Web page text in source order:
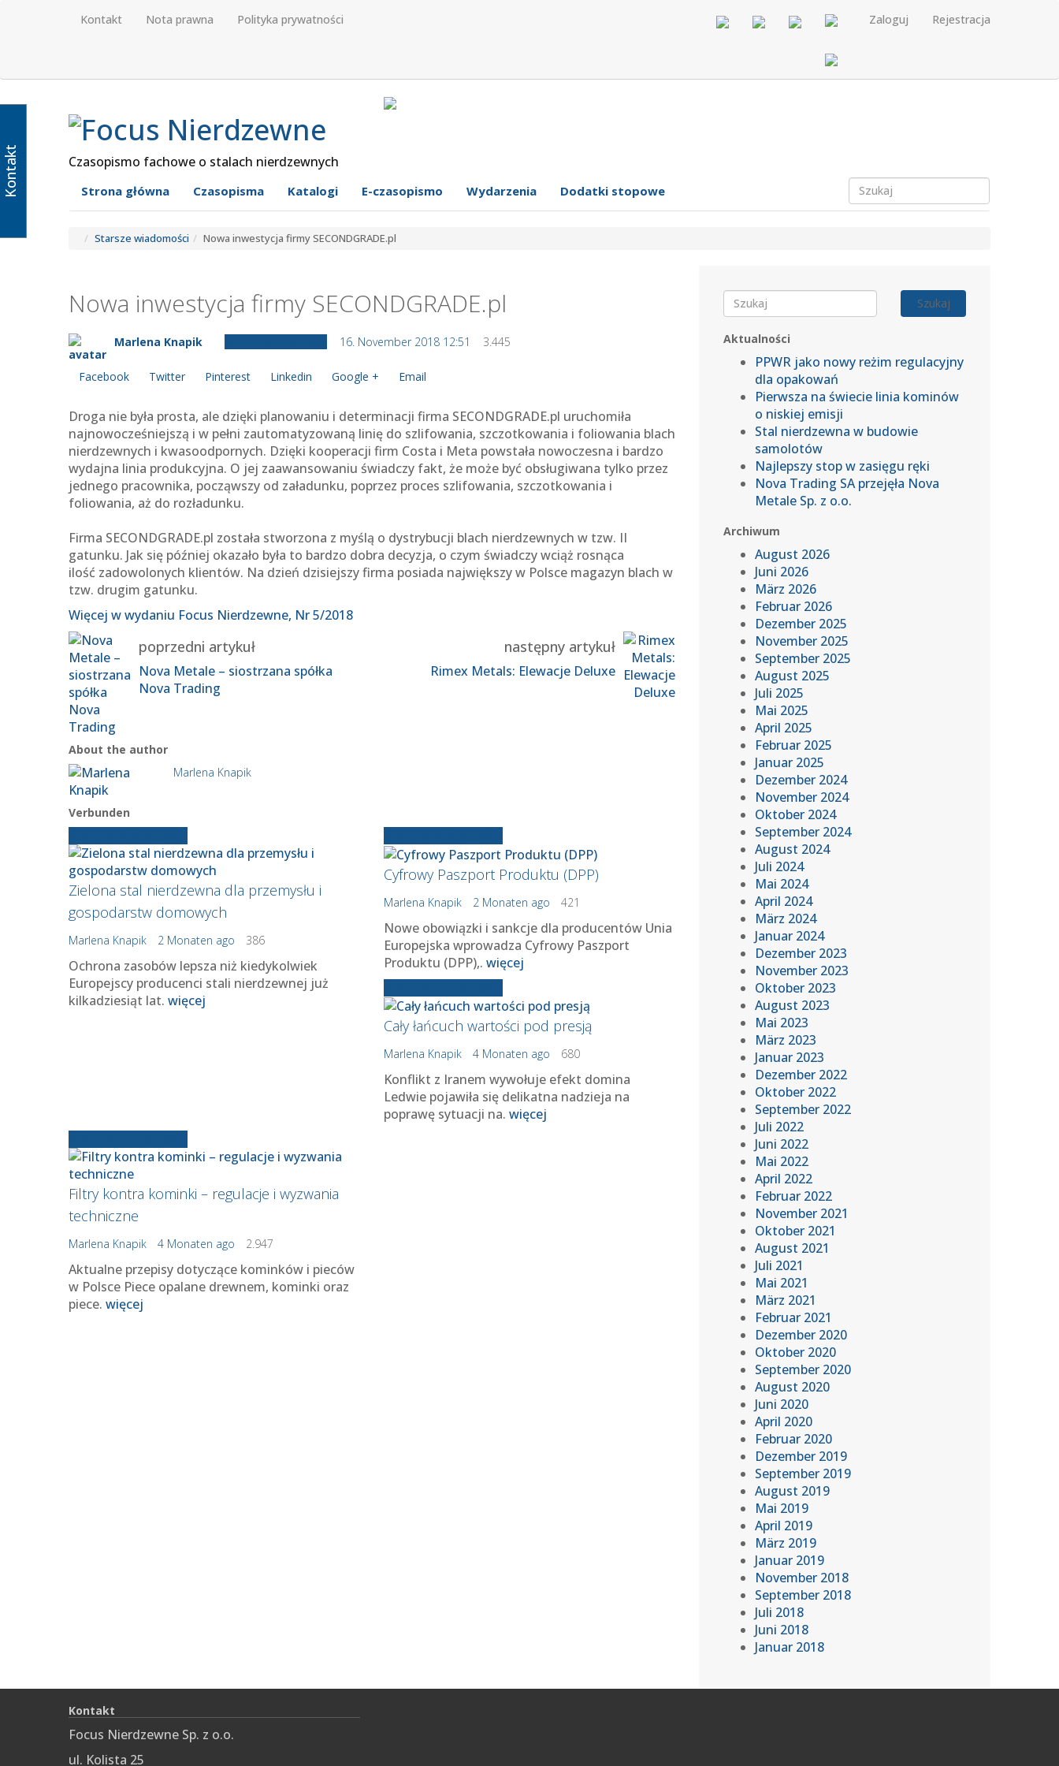
Kontakt Nota prawna Polityka prywatności Zaloguj Rejestracja
Czasopismo fachowe o stalach nierdzewnych
Strona główna Czasopisma Katalogi E-czasopismo Wydarzenia Dodatki stopowe
Starsze wiadomości Nowa inwestycja firmy SECONDGRADE.pl
Nowa inwestycja firmy SECONDGRADE.pl
Marlena Knapik 16. November 2018 12:51 3.445
Facebook Twitter Pinterest Linkedin Google + Email
Droga nie była prosta, ale dzięki planowaniu i determinacji firma SECONDGRADE.pl uruchomiła
najnowocześniejszą i w pełni zautomatyzowaną linię do szlifowania, szczotkowania i foliowania blach
nierdzewnych i kwasoodpornych. Dzięki kooperacji firm Costa i Meta powstała nowoczesna i bardzo
wydajna linia produkcyjna. O jej zaawansowaniu świadczy fakt, że może być obsługiwana tylko przez
jednego pracownika, począwszy od załadunku, poprzez proces szlifowania, szczotkowania i
foliowania, aż do rozładunku.
Firma SECONDGRADE.pl została stworzona z myślą o dystrybucji blach nierdzewnych w tzw. II
gatunku. Jak się później okazało była to bardzo dobra decyzja, o czym świadczy wciąż rosnąca
ilość zadowolonych klientów. Na dzień dzisiejszy firma posiada największy w Polsce magazyn blach w
tzw. drugim gatunku.
Więcej w wydaniu Focus Nierdzewne, Nr 5/2018
poprzedni artykuł
Nova Metale – siostrzana spółka
Nova Trading
następny artykuł
Rimex Metals: Elewacje Deluxe
About the author
Marlena Knapik
Verbunden
Zielona stal nierdzewna dla przemysłu i
gospodarstw domowych
Marlena Knapik 2 Monaten ago 386
Ochrona zasobów lepsza niż kiedykolwiek
Europejscy producenci stali nierdzewnej już
kilkadziesiąt lat. więcej
Cyfrowy Paszport Produktu (DPP)
Marlena Knapik 2 Monaten ago 421
Nowe obowiązki i sankcje dla producentów Unia
Europejska wprowadza Cyfrowy Paszport
Produktu (DPP),. więcej
Cały łańcuch wartości pod presją
Marlena Knapik 4 Monaten ago 680
Konflikt z Iranem wywołuje efekt domina
Ledwie pojawiła się delikatna nadzieja na
poprawę sytuacji na. więcej
Filtry kontra kominki – regulacje i wyzwania
techniczne
Marlena Knapik 4 Monaten ago 2.947
Aktualne przepisy dotyczące kominków i pieców
w Polsce Piece opalane drewnem, kominki oraz
piece. więcej
Szukaj
Aktualności
PPWR jako nowy reżim regulacyjny
dla opakowań
Pierwsza na świecie linia kominów
o niskiej emisji
Stal nierdzewna w budowie
samolotów
Najlepszy stop w zasięgu ręki
Nova Trading SA przejęła Nova
Metale Sp. z o.o.
Archiwum
August 2026
Juni 2026
März 2026
Februar 2026
Dezember 2025
November 2025
September 2025
August 2025
Juli 2025
Mai 2025
April 2025
Februar 2025
Januar 2025
Dezember 2024
November 2024
Oktober 2024
September 2024
August 2024
Juli 2024
Mai 2024
April 2024
März 2024
Januar 2024
Dezember 2023
November 2023
Oktober 2023
August 2023
Mai 2023
März 2023
Januar 2023
Dezember 2022
Oktober 2022
September 2022
Juli 2022
Juni 2022
Mai 2022
April 2022
Februar 2022
November 2021
Oktober 2021
August 2021
Juli 2021
Mai 2021
März 2021
Februar 2021
Dezember 2020
Oktober 2020
September 2020
August 2020
Juni 2020
April 2020
Februar 2020
Dezember 2019
September 2019
August 2019
Mai 2019
April 2019
März 2019
Januar 2019
November 2018
September 2018
Juli 2018
Juni 2018
Januar 2018
Kontakt
Focus Nierdzewne Sp. z o.o.
ul. Kolista 25
Kontakt